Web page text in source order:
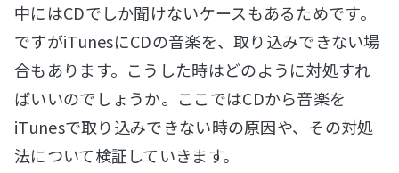
中にはCDでしか聞けないケースもあるためです。
ですがiTunesにCDの音楽を、取り込みできない場
合もあります。こうした時はどのように対処すれ
ばいいのでしょうか。ここではCDから音楽を
iTunesで取り込みできない時の原因や、その対処
法について検証していきます。